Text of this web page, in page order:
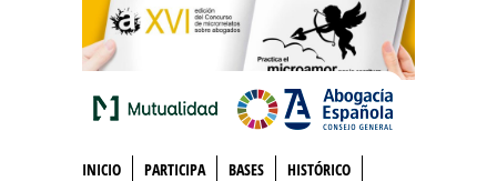
INICIO PARTICIPA BASES
HISTÓRICO